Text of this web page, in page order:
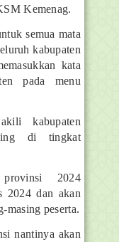
Kemenag.
semua mata
kabupaten
kata
pada menu
kabupaten
di tingkat
2024
2024 dan akan
masing peserta.
nantinya akan